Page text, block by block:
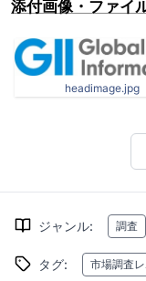
添付画像・ファイ
headimage.jpg
ジャンル: 調査
タグ: 市場調査レ